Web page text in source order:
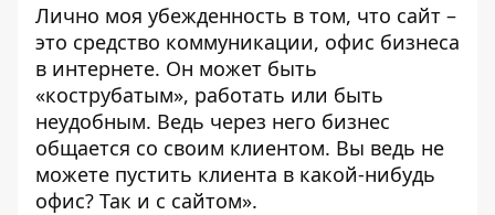
Лично моя убежденность в том, что сайт –
это средство коммуникации, офис бизнеса
в интернете. Он может быть
«кострубатым», работать или быть
неудобным. Ведь через него бизнес
общается со своим клиентом. Вы ведь не
можете пустить клиента в какой-нибудь
офис? Так и с сайтом».